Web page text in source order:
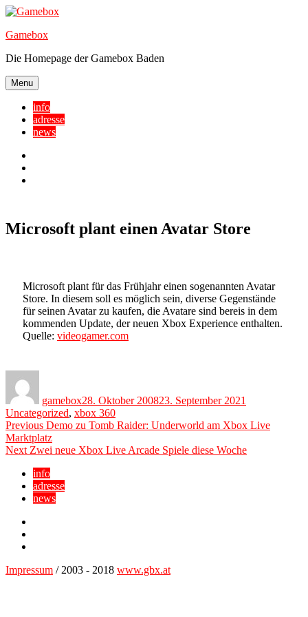
Skip
content
Gamebox
Die Homepage der Gamebox Baden
Menu
info
adresse
news
Microsoft plant einen Avatar Store
Microsoft plant für das Frühjahr einen sogenannten Avatar
Store. In diesem soll es möglich sein, diverse Gegenstände
für seinen Avatar zu kaufen, die Avatare sind bereis in dem
kommenden Update, der neuen Xbox Experience enthalten.
Quelle: videogamer.com
gamebox28. Oktober 200823. September 2021
Uncategorized, xbox 360
Beitragsnavigation
Previous Previous
post:
Demo zu Tomb Raider: Underworld am Xbox Live
Marktplatz
Next Next
Zwei neue Xbox Live Arcade Spiele diese Woche
info
adresse
news
Impressum / 2003 - 2018 www.gbx.at